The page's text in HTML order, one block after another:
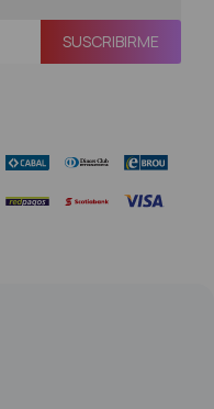
SUSCRIBIRME